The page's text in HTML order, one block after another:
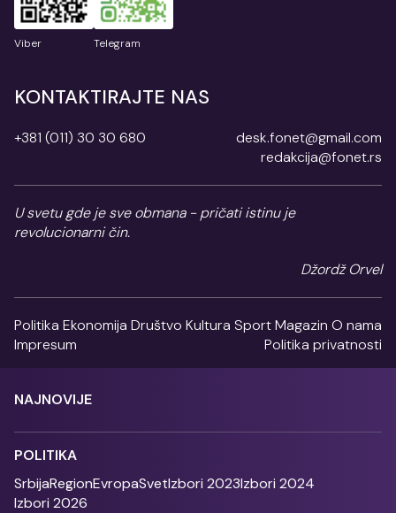
Viber Telegram
KONTAKTIRAJTE NAS
+381 (011) 30 30 680
desk.fonet@gmail.com
redakcija@fonet.rs
U svetu gde je sve obmana - pričati istinu je
revolucionarni čin.
Džordž Orvel
Politika Ekonomija Društvo Kultura SportMagazin O nama
Impresum
Politika privatnosti
NAJNOVIJE
POLITIKA
SrbijaRegionEvropaSvetIzbori 2023Izbori 2024
Izbori 2026